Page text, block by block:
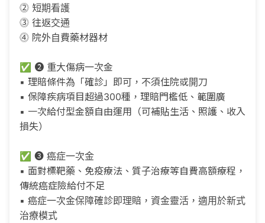
⓶ 短期看護
⓷ 往返交通
⓸ 院外自費藥材器材
✅ ❷ 重大傷病一次金
▪ 理賠條件為「確診」即可，不須住院或開刀
▪ 保障疾病項目超過300種，理賠門檻低、範圍廣
▪ 一次給付型金額自由運用（可補貼生活、照護、收入
損失）
✅ ❸ 癌症一次金
▪ 面對標靶藥、免疫療法、質子治療等自費高額療程，
傳統癌症險給付不足
▪ 癌症一次金保障確診即理賠，資金靈活，適用於新式
治療模式